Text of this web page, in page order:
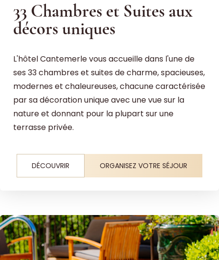
33 Chambres et Suites aux
décors uniques
L'hôtel Cantemerle vous accueille dans l'une de
ses 33 chambres et suites de charme, spacieuses,
modernes et chaleureuses, chacune caractérisée
par sa décoration unique avec une vue sur la
nature et donnant pour la plupart sur une
terrasse privée.
DÉCOUVRIR ORGANISEZ VOTRE SÉJOUR